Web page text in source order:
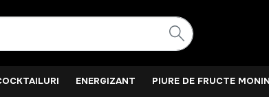
ENERGIZANT PIURE DE FRUCTE MONIN